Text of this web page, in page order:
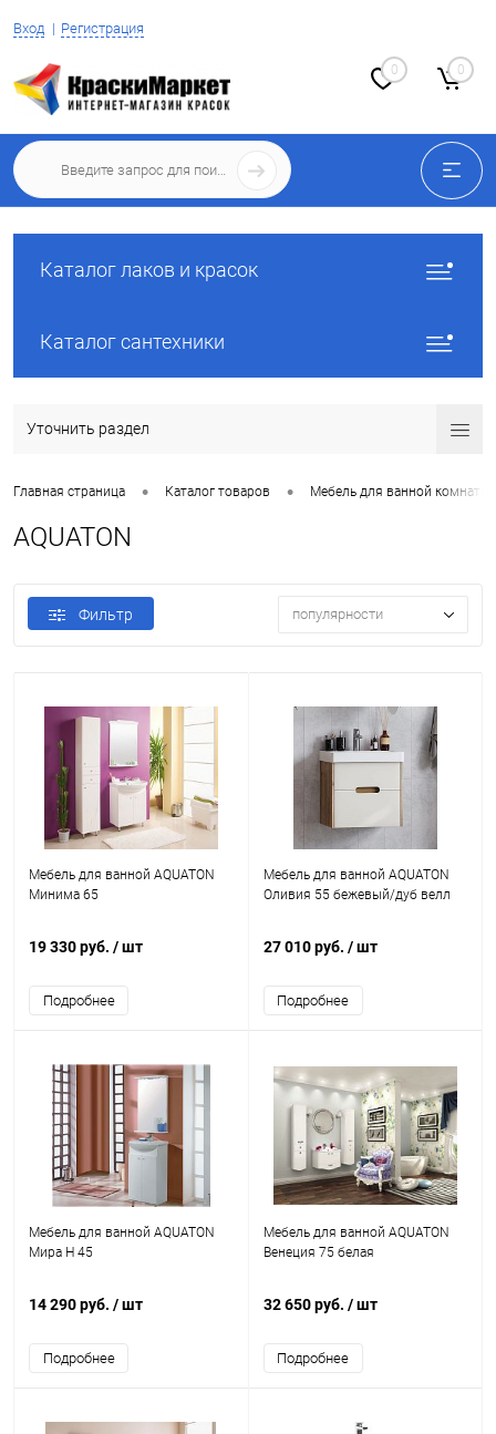
Вход Регистрация
0 0
Каталог лаков и красок
Каталог сантехники
Уточнить раздел
Главная страница • Каталог товаров • Мебель для ванной комнаты
AQUATON
Фильтр популярности
Мебель для ванной AQUATON
Минима 65
19 330 руб. / шт
Подробнее
Мебель для ванной AQUATON
Оливия 55 бежевый/дуб велл
27 010 руб. / шт
Подробнее
Мебель для ванной AQUATON
Мира Н 45
14 290 руб. / шт
Подробнее
Мебель для ванной AQUATON
Венеция 75 белая
32 650 руб. / шт
Подробнее